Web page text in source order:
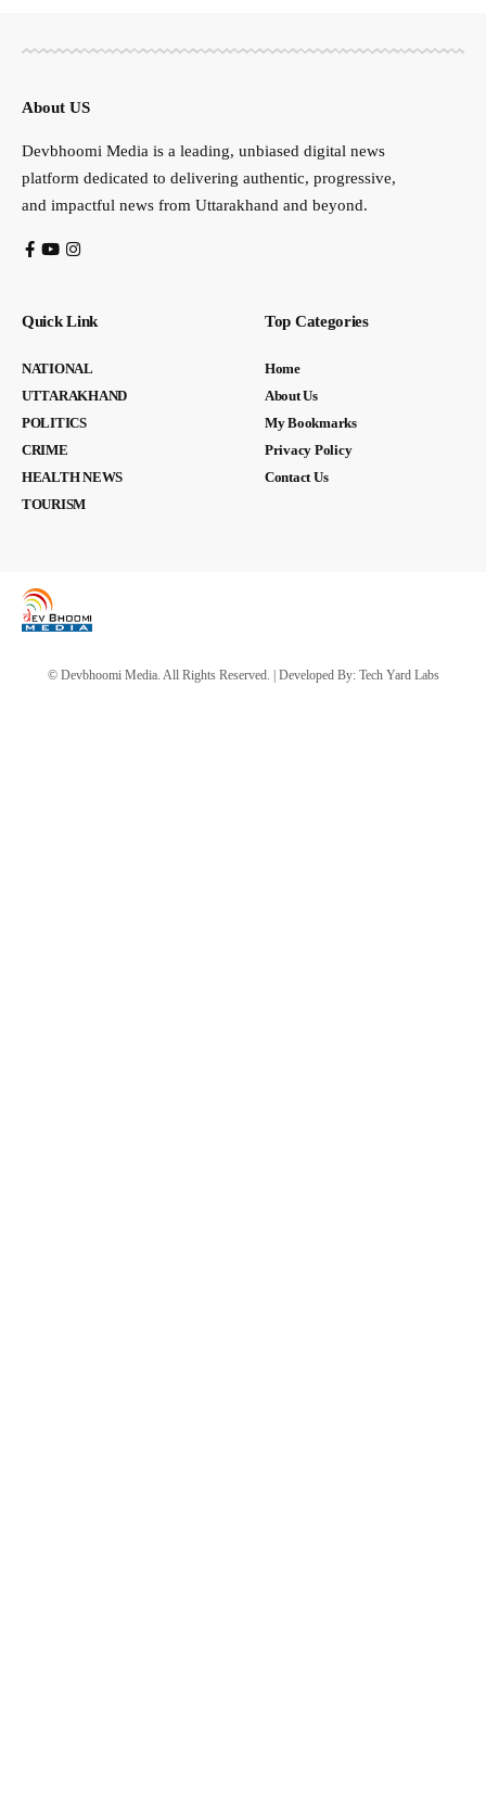
About US
Devbhoomi Media is a leading, unbiased digital news
platform dedicated to delivering authentic, progressive,
and impactful news from Uttarakhand and beyond.
Quick Link
NATIONAL
UTTARAKHAND
POLITICS
CRIME
HEALTH NEWS
TOURISM
Top Categories
Home
About Us
My Bookmarks
Privacy Policy
Contact Us
© Devbhoomi Media. All Rights Reserved. | Developed By: Tech Yard Labs